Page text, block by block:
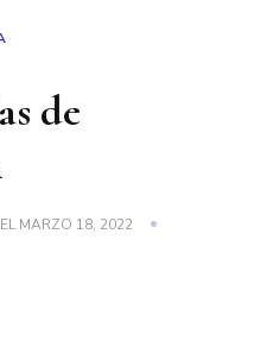
de
MARZO 18, 2022